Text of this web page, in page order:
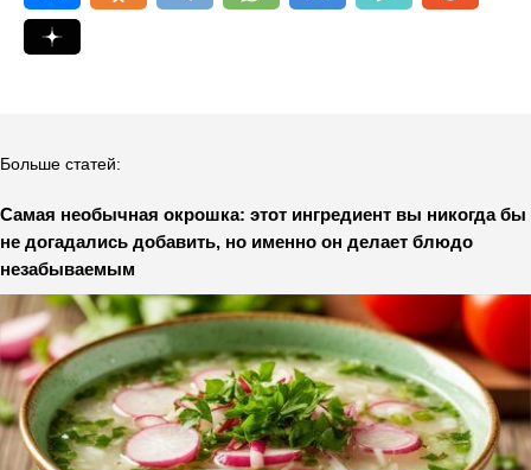
Больше статей:
Самая необычная окрошка: этот ингредиент вы никогда бы
не догадались добавить, но именно он делает блюдо
незабываемым